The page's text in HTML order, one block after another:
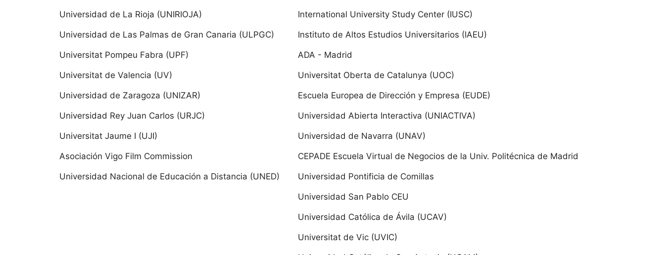
Universidad Internacional Menéndez Pelayo UIMP
Castilla La Mancha
Universidad de Castilla-La Mancha
Universidad Católica de Ávila
Universidad Europea Miguel de Cervantes
Universidad de La Rioja (UNIRIOJA) International University Study Center (IUSC)
Universidad de Las Palmas de Gran Canaria (ULPGC) Instituto de Altos Estudios Universitarios (IAEU)
Universitat Pompeu Fabra (UPF) ADA - Madrid
Universitat de Valencia (UV) Universitat Oberta de Catalunya (UOC)
Universidad de Zaragoza (UNIZAR) Escuela Europea de Dirección y Empresa (EUDE)
Universidad Rey Juan Carlos (URJC) Universidad Abierta Interactiva (UNIACTIVA)
Universitat Jaume I (UJI) Universidad de Navarra (UNAV)
Asociación Vigo Film Commission CEPADE Escuela Virtual de Negocios de la Univ. Politécnica de Madrid
Universidad Nacional de Educación a Distancia (UNED) Universidad Pontificia de Comillas
Universidad San Pablo CEU
Universidad Católica de Ávila (UCAV)
Universitat de Vic (UVIC)